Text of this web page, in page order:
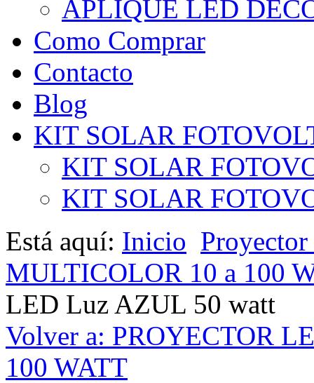
APLIQUÉ LED
Como Comprar
Contacto
Blog
KIT SOLAR
KIT SOLAR
KIT SOLAR
Está aquí: Inicio
MULTICOLOR 10 a 100
LED Luz AZUL 50 watt
Volver a: PROYECTOR
100 WATT